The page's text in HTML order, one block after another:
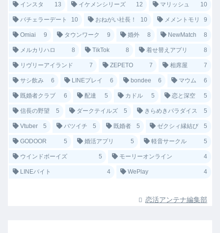
インスタ 13 イケメンシリーズ 12 マリッシュ 10
バチェラーデート 10 おねがい社長！ 10 メメントモリ 9
Omiai 9 タウンワーク 9 婚外 8 NewMatch 8
メルカリハロ 8 TikTok 8 着せ替えアプリ 8
リヴリーアイランド 7 ZEPETO 7 相席屋 7
サシ飲み 6 LINEプレイ 6 bondee 6 マウム 6
既婚者クラブ 6 配達 5 カドル 5 恋と深空 5
信長の野望 5 ダークテイルズ 5 きらめきパラダイス 5
Vtuber 5 バツイチ 5 既婚者 5 ゼクシィ縁結び 5
GODOOR 5 婚活アプリ 5 軽音サークル 5
ウインドボーイズ 5 モーリーオンライン 4
LINEバイト 4 WePlay 4
恋活アンテナ編集部